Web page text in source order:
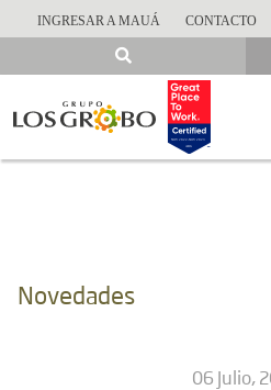
INGRESAR A MAUÁ CONTACTO
Novedades
06 Julio,